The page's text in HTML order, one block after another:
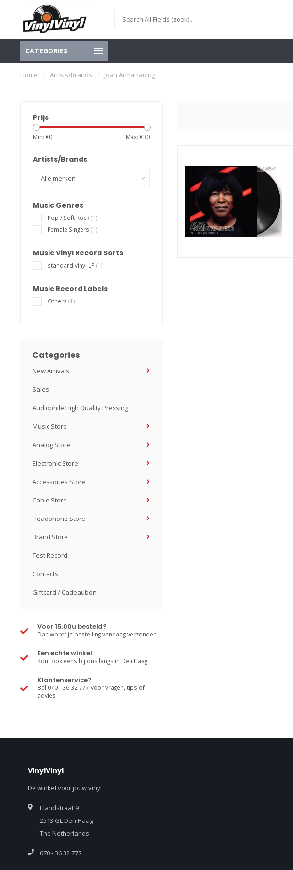
CATEGORIES
Home / Artists/Brands / Joan Armatrading
Prijs
Min: €0 Max: €30
Artists/Brands
Music Genres
Pop / Soft Rock(1)
Female Singers (1)
Music Vinyl Record Sorts
standard vinyl LP (1)
Music Record Labels
Others (1)
Categories
New Arrivals
Sales
Audiophile High Quality Pressing
Music Store
Analog Store
Electronic Store
Accessories Store
Cable Store
Headphone Store
Brand Store
Test Record
Contacts
Giftcard / Cadeaubon
Voor 15.00u besteld?
Dan wordt je bestelling vandaag verzonden
Een echte winkel
Kom ook eens bij ons langs in Den Haag
Klantenservice?
Bel 070 - 36 32 777 voor vragen, tips of
advies
VinylVinyl
Dé winkel voor jouw vinyl
Elandstraat 9
2513 GL Den Haag
The Netherlands
070 - 36 32 777